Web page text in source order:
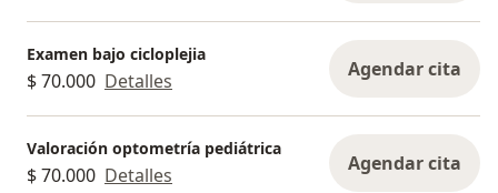
Examen bajo cicloplejia
$ 70.000 Detalles Agendar cita
Valoración optometría pediátrica
$ 70.000 Detalles Agendar cita